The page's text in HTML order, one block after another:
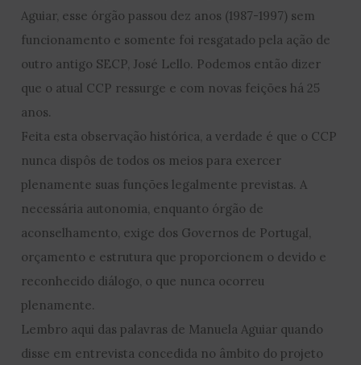
Aguiar, esse órgão passou dez anos (1987-1997) sem
funcionamento e somente foi resgatado pela ação de
outro antigo SECP, José Lello. Podemos então dizer
que o atual CCP ressurge e com novas feições há 25
anos.
Feita esta observação histórica, a verdade é que o CCP
nunca dispôs de todos os meios para exercer
plenamente suas funções legalmente previstas. A
necessária autonomia, enquanto órgão de
aconselhamento, exige dos Governos de Portugal,
orçamento e estrutura que proporcionem o devido e
reconhecido diálogo, o que nunca ocorreu
plenamente.
Lembro aqui das palavras de Manuela Aguiar quando
disse em entrevista concedida no âmbito do projeto